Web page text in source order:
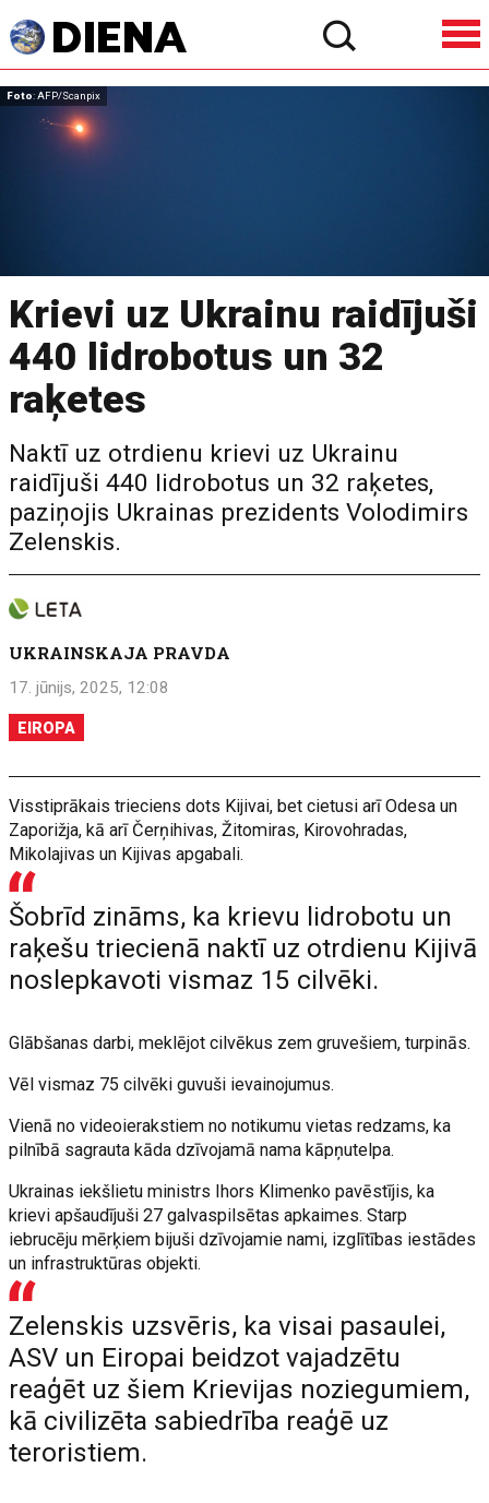
Foto: AFP/Scanpix
Krievi uz Ukrainu raidījuši
440 lidrobotus un 32
raķetes
Naktī uz otrdienu krievi uz Ukrainu
raidījuši 440 lidrobotus un 32 raķetes,
paziņojis Ukrainas prezidents Volodimirs
Zelenskis.
UKRAINSKAJA PRAVDA
17. jūnijs, 2025, 12:08
EIROPA
Visstiprākais trieciens dots Kijivai, bet cietusi arī Odesa un
Zaporižja, kā arī Čerņihivas, Žitomiras, Kirovohradas,
Mikolajivas un Kijivas apgabali.
Šobrīd zināms, ka krievu lidrobotu un
raķešu triecienā naktī uz otrdienu Kijivā
noslepkavoti vismaz 15 cilvēki.
Glābšanas darbi, meklējot cilvēkus zem gruvešiem, turpinās.
Vēl vismaz 75 cilvēki guvuši ievainojumus.
Vienā no videoierakstiem no notikumu vietas redzams, ka
pilnībā sagrauta kāda dzīvojamā nama kāpņutelpa.
Ukrainas iekšlietu ministrs Ihors Klimenko pavēstījis, ka
krievi apšaudījuši 27 galvaspilsētas apkaimes. Starp
iebrucēju mērķiem bijuši dzīvojamie nami, izglītības iestādes
un infrastruktūras objekti.
Zelenskis uzsvēris, ka visai pasaulei,
ASV un Eiropai beidzot vajadzētu
reaģēt uz šiem Krievijas noziegumiem,
kā civilizēta sabiedrība reaģē uz
teroristiem.